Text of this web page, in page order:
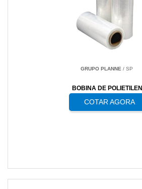
GRUPO PLANNE/ SP
BOBINA DE
COTAR AGORA